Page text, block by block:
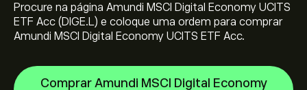
Procure na página Amundi MSCI Digital Economy UCITS
ETF Acc (DIGE.L) e coloque uma ordem para comprar
Amundi MSCI Digital Economy UCITS ETF Acc.
Comprar Amundi MSCI Digital Economy